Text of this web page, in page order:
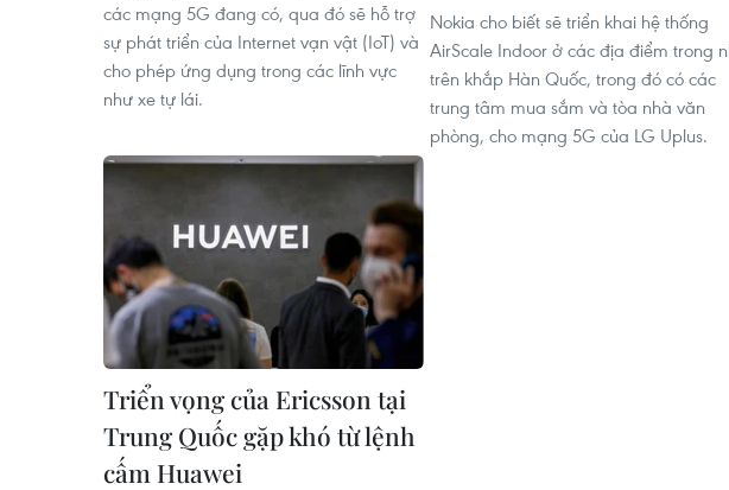
các mạng 5G đang có, qua đó sẽ hỗ trợ
sự phát triển của Internet vạn vật (IoT) và
cho phép ứng dụng trong các lĩnh vực
như xe tự lái.
Nokia cho biết sẽ triển khai hệ thống
AirScale Indoor ở các địa điểm trong
trên khắp Hàn Quốc, trong đó có các
trung tâm mua sắm và tòa nhà văn
phòng, cho mạng 5G của LG Uplus.
Triển vọng của Ericsson tại
Trung Quốc gặp khó từ lệnh
cấm Huawei